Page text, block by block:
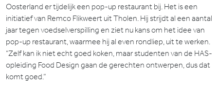
Oosterland er tijdelijk een pop-up restaurant bij. Het is een
initiatief van Remco Flikweert uit Tholen. Hij strijdt al een aantal
jaar tegen voedselverspilling en ziet nu kans om het idee van
pop-up restaurant, waarmee hij al even rondliep, uit te werken.
“Zelf kan ik niet echt goed koken, maar studenten van de HAS-
opleiding Food Design gaan de gerechten ontwerpen, dus dat
komt goed.”